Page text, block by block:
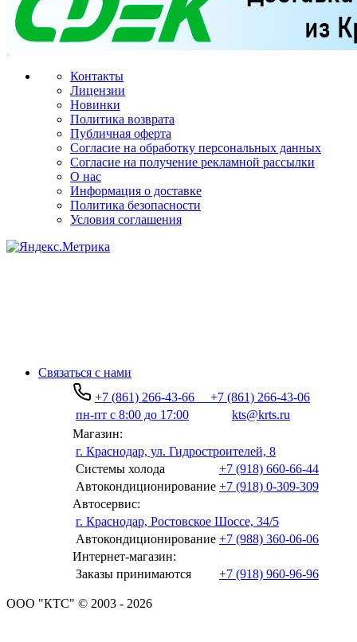
Контакты
Лицензии
Новинки
Политика возврата
Публичная оферта
Согласие на обработку персональных данных
Согласие на получение рекламной рассылки
О нас
Информация о доставке
Политика безопасности
Условия соглашения
Связаться с нами
+7 (861) 266-43-66
+7 (861) 266-43-06
пн-пт с 8:00 до 17:00
kts@krts.ru
Магазин:
г. Краснодар, ул. Гидростроителей, 8
Системы холода
+7 (918) 660-66-44
Автокондиционирование +7 (918) 0-309-309
Автосервис:
г. Краснодар, Ростовское Шоссе, 34/5
Автокондиционирование +7 (988) 360-06-06
Интернет-магазин:
Заказы принимаются
+7 (918) 960-96-96
ООО "КТС" © 2003 - 2026